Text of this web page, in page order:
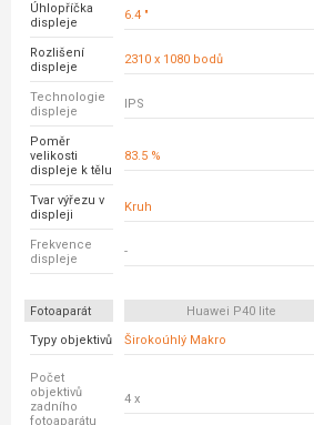
Úhlopříčka
displeje
6.4 "
Rozlišení
displeje
2310 x 1080 bodů
Technologie
displeje
IPS
Poměr
velikosti
displeje k tělu
83.5 %
Tvar výřezu v
displeji
Kruh
Frekvence
displeje
-
Fotoaparát Huawei P40 lite
Typy objektivů
Širokoúhlý Makro
Počet
objektivů
zadního
fotoaparátu
4 x